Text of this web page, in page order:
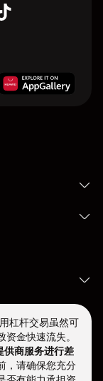
杠杆交易虽然可
金快速流失。
供商服务进行差
，请确保您充分